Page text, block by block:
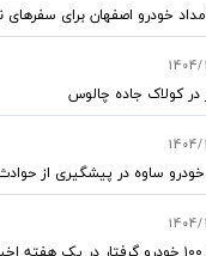
خودرو اصفهان برای سفرهای
در کولاک جاده چالوس